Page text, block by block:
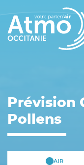
Prévision
Pollens
AIR
Panneau de gestion